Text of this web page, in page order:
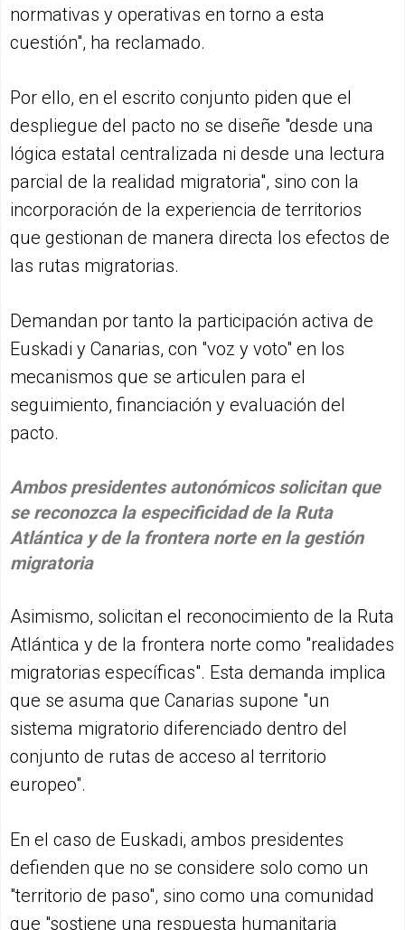
normativas y operativas en torno a esta
cuestión", ha reclamado.
Por ello, en el escrito conjunto piden que el
despliegue del pacto no se diseñe "desde una
lógica estatal centralizada ni desde una lectura
parcial de la realidad migratoria", sino con la
incorporación de la experiencia de territorios
que gestionan de manera directa los efectos de
las rutas migratorias.
Demandan por tanto la participación activa de
Euskadi y Canarias, con "voz y voto" en los
mecanismos que se articulen para el
seguimiento, financiación y evaluación del
pacto.
Ambos presidentes autonómicos solicitan que
se reconozca la especificidad de la Ruta
Atlántica y de la frontera norte en la gestión
migratoria
Asimismo, solicitan el reconocimiento de la Ruta
Atlántica y de la frontera norte como "realidades
migratorias específicas". Esta demanda implica
que se asuma que Canarias supone "un
sistema migratorio diferenciado dentro del
conjunto de rutas de acceso al territorio
europeo".
En el caso de Euskadi, ambos presidentes
defienden que no se considere solo como un
"territorio de paso", sino como una comunidad
que "sostiene una respuesta humanitaria